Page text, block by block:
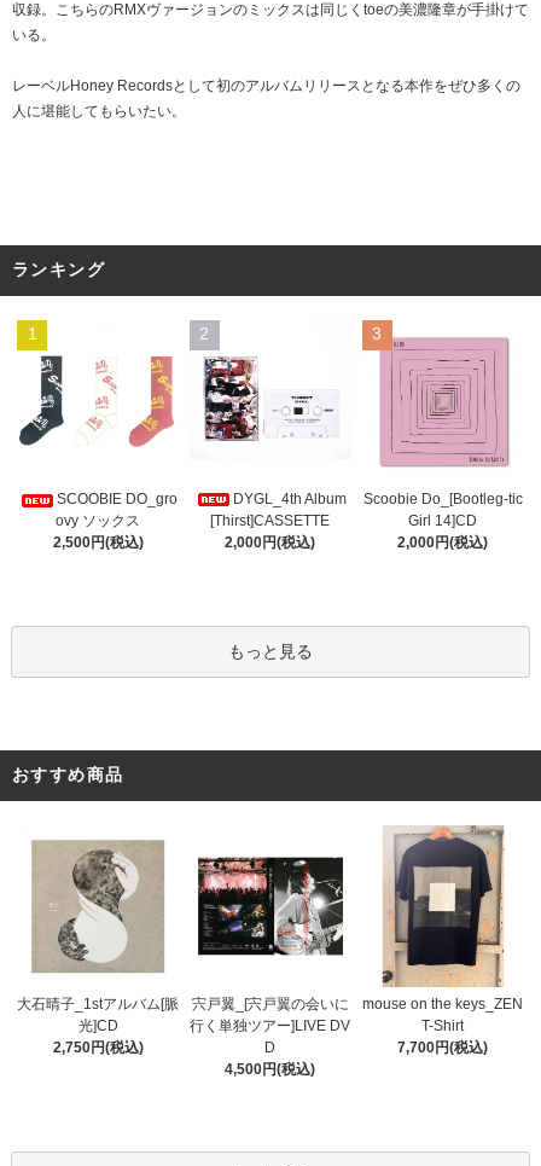
収録。こちらのRMXヴァージョンのミックスは同じくtoeの美濃隆章が手掛けて
いる。
レーベルHoney Recordsとして初のアルバムリリースとなる本作をぜひ多くの
人に堪能してもらいたい。
ランキング
1
SCOOBIE DO_gro
ovy ソックス
2,500円(税込)
2
DYGL_4th Album
[Thirst]CASSETTE
2,000円(税込)
3
Scoobie Do_[Bootleg-tic
Girl 14]CD
2,000円(税込)
もっと見る
おすすめ商品
大石晴子_1stアルバム[脈
光]CD
2,750円(税込)
宍戸翼_[宍戸翼の会いに
行く単独ツアー]LIVE DV
D
4,500円(税込)
mouse on the keys_ZEN
T-Shirt
7,700円(税込)